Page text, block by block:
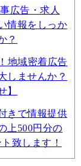
広告・求人
情報をしっか
？
地域密着広告
しませんか？
】
きで情報提供
上500円分の
致します！